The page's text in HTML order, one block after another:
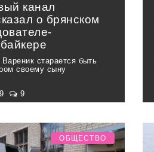
канал
о брянском
старается быть
своему сыну
9
ОБЩЕСТВО